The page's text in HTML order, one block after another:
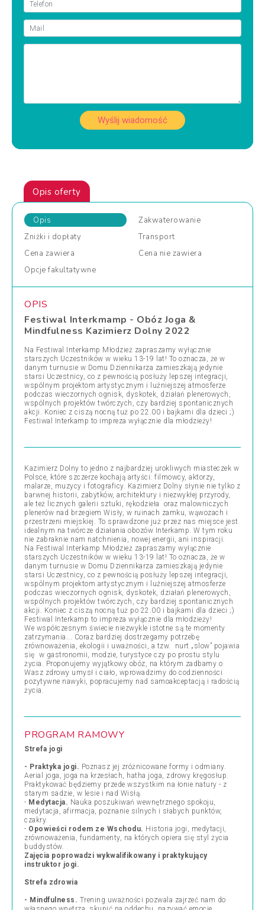
Wyślij wiadomość
Opis oferty
Opis
Zakwaterowanie
Zniżki i dopłaty
Transport
Cena zawiera Cena nie zawiera
Opcje fakultatywne
OPIS
Festiwal Interkmamp - Obóz Joga &
Mindfulness Kazimierz Dolny 2022
Na Festiwal Interkamp Młodzież zapraszamy wyłącznie
starszych Uczestników w wieku 13-19 lat! To oznacza, że w
danym turnusie w Domu Dziennikarza zamieszkają jedynie
starsi Uczestnicy, co z pewnością posłuży lepszej integracji,
wspólnym projektom artystycznym i luźniejszej atmosferze
podczas wieczornych ognisk, dyskotek, działań plenerowych,
wspólnych projektów twórczych, czy bardziej spontanicznych
akcji. Koniec z ciszą nocną tuż po 22.00 i bajkami dla dzieci ;)
Festiwal Interkamp to impreza wyłącznie dla młodzieży!
Kazimierz Dolny to jedno z najbardziej urokliwych miasteczek w
Polsce, które szczerze kochają artyści: filmowcy, aktorzy,
malarze, muzycy i fotograficy. Kazimierz Dolny słynie nie tylko z
barwnej historii, zabytków, architektury i niezwykłej przyrody,
ale też licznych galerii sztuki, rękodzieła oraz malowniczych
plenerów nad brzegiem Wisły, w ruinach zamku, wąwozach i
przestrzeni miejskiej. To sprawdzone już przez nas miejsce jest
idealnym na twórcze działania obozów Interkamp. W tym roku
nie zabraknie nam natchnienia, nowej energii, ani inspiracji.
Na Festiwal Interkamp Młodzież zapraszamy wyłącznie
starszych Uczestników w wieku 13-19 lat! To oznacza, że w
danym turnusie w Domu Dziennikarza zamieszkają jedynie
starsi Uczestnicy, co z pewnością posłuży lepszej integracji,
wspólnym projektom artystycznym i luźniejszej atmosferze
podczas wieczornych ognisk, dyskotek, działań plenerowych,
wspólnych projektów twórczych, czy bardziej spontanicznych
akcji. Koniec z ciszą nocną tuż po 22.00 i bajkami dla dzieci ;)
Festiwal Interkamp to impreza wyłącznie dla młodzieży!
We współczesnym świecie niezwykle istotne są te momenty
zatrzymania... Coraz bardziej dostrzegamy potrzebę
zrównoważenia, ekologii i uważności, a tzw. nurt „slow” pojawia
się w gastronomii, modzie, turystyce czy po prostu stylu
życia. Proponujemy wyjątkowy obóz, na którym zadbamy o
Wasz zdrowy umysł i ciało, wprowadzimy do codzienności
pozytywne nawyki, popracujemy nad samoakceptacją i radością
życia.
PROGRAM RAMOWY
Strefa jogi
- Praktyka jogi. Poznasz jej zróżnicowane formy i odmiany.
Aerial joga, joga na krzesłach, hatha joga, zdrowy kręgosłup.
Praktykować będziemy przede wszystkim na łonie natury - z
starym sadzie, w lesie i nad Wisłą.
- Medytacja. Nauka poszukiwań wewnętrznego spokoju,
medytacja, afirmacja, poznanie silnych i słabych punktów,
czakry.
- Opowieści rodem ze Wschodu. Historia jogi, medytacji,
zrównoważenia, fundamenty, na których opiera się styl życia
buddystów.
Zajęcia poprowadzi wykwalifikowany i praktykujący
instruktor jogi.
Strefa zdrowia
- Mindfulness. Trening uważności pozwala zajrzeć nam do